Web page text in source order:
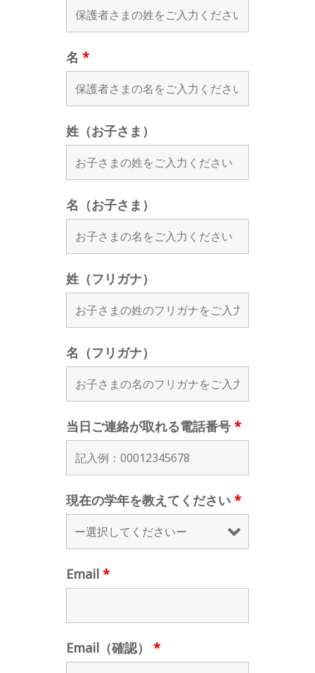
名 *
姓（お子さま）
名（お子さま）
姓（フリガナ）
名（フリガナ）
当日ご連絡が取れる電話番号 *
現在の学年を教えてください *
Email *
Email（確認） *